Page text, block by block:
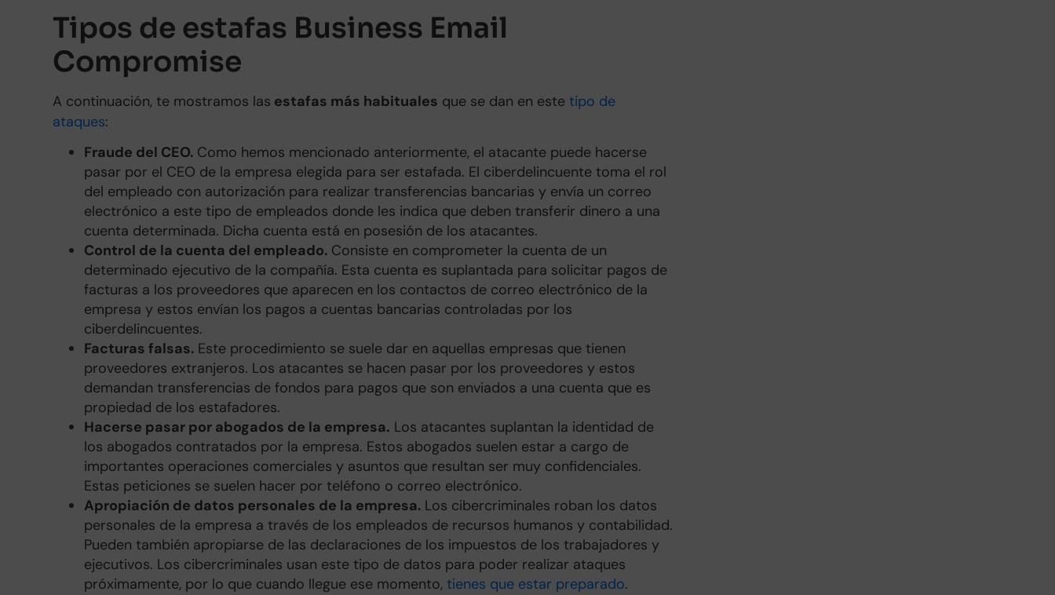
Tipos de estafas Business Email
Compromise
A continuación, te mostramos las estafas más habituales que se dan en estetipo de
ataques:
Fraude del CEO. Como hemos mencionado anteriormente, el atacante puede hacerse
pasar por el CEO de la empresa elegida para ser estafada. El ciberdelincuente toma el rol
del empleado con autorización para realizar transferencias bancarias y envía un correo
electrónico a este tipo de empleados donde les indica que deben transferir dinero a una
cuenta determinada. Dicha cuenta está en posesión de los atacantes.
Control de la cuenta del empleado. Consiste en comprometer la cuenta de un
determinado ejecutivo de la compañía. Esta cuenta es suplantada para solicitar pagos de
facturas a los proveedores que aparecen en los contactos de correo electrónico de la
empresa y estos envían los pagos a cuentas bancarias controladas por los
ciberdelincuentes.
Facturas falsas. Este procedimiento se suele dar en aquellas empresas que tienen
proveedores extranjeros. Los atacantes se hacen pasar por los proveedores y estos
demandan transferencias de fondos para pagos que son enviados a una cuenta que es
propiedad de los estafadores.
Hacerse pasar por abogados de la empresa. Los atacantes suplantan la identidad de
los abogados contratados por la empresa. Estos abogados suelen estar a cargo de
importantes operaciones comerciales y asuntos que resultan ser muy confidenciales.
Estas peticiones se suelen hacer por teléfono o correo electrónico.
Apropiación de datos personales de la empresa. Los cibercriminales roban los datos
personales de la empresa a través de los empleados de recursos humanos y contabilidad.
Pueden también apropiarse de las declaraciones de los impuestos de los trabajadores y
ejecutivos. Los cibercriminales usan este tipo de datos para poder realizar ataques
próximamente, por lo que cuando llegue ese momento,tienes que estar preparado.